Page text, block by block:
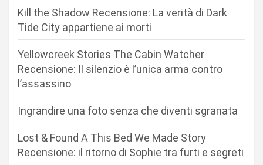
Kill the Shadow Recensione: La verità di Dark
Tide City appartiene ai morti
Yellowcreek Stories The Cabin Watcher
Recensione: Il silenzio è l’unica arma contro
l’assassino
Ingrandire una foto senza che diventi sgranata
Lost & Found A This Bed We Made Story
Recensione: il ritorno di Sophie tra furti e segreti